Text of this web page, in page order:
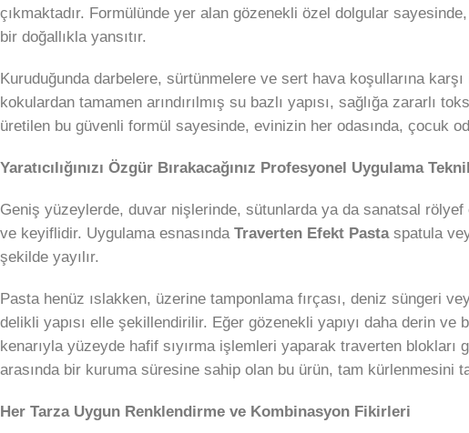
çıkmaktadır. Formülünde yer alan gözenekli özel dolgular
bir doğallıkla yansıtır.
Kuruduğunda darbelere, sürtünmelere ve sert hava koşullarına
kokulardan tamamen arındırılmış su bazlı yapısı, sağlığa zararlı
üretilen bu güvenli formül sayesinde, evinizin her odasında, çocuk
Yaratıcılığınızı Özgür Bırakacağınız Profesyonel Uygulama
Geniş yüzeylerde, duvar nişlerinde, sütunlarda ya da sanatsal rölyef
ve keyiflidir. Uygulama esnasında Traverten Efekt Pastaspatula
şekilde yayılır.
Pasta henüz ıslakken, üzerine tamponlama fırçası, deniz süngeri
delikli yapısı elle şekillendirilir. Eğer gözenekli yapıyı daha derin
kenarıyla yüzeyde hafif sıyırma işlemleri yaparak traverten blokları
arasında bir kuruma süresine sahip olan bu ürün, tam kürlenmesini
Her Tarza Uygun Renklendirme ve Kombinasyon Fikirleri